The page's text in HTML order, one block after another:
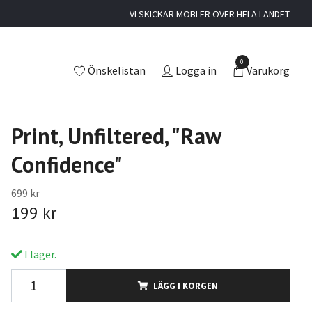
VI SKICKAR MÖBLER ÖVER HELA LANDET
Önskelistan Logga in
0
Varukorg
Print, Unfiltered, "Raw
Confidence"
699 kr
199 kr
I lager.
LÄGG I KORGEN